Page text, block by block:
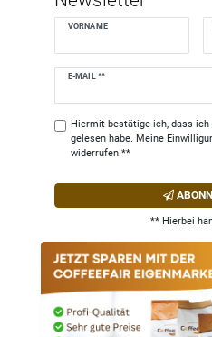
VORNAME
E-MAIL **
Newsletter
Hiermit bestätige ich, dass ich
gelesen habe. Meine
widerrufen.**
** Hierbei